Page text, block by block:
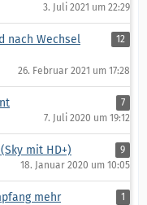
3. Juli 2021 um 22:29
nach Wechsel
12
26. Februar 2021 um 17:28
7
7. Juli 2020 um 19:12
mit HD+)
9
18. Januar 2020 um 10:05
mehr
1